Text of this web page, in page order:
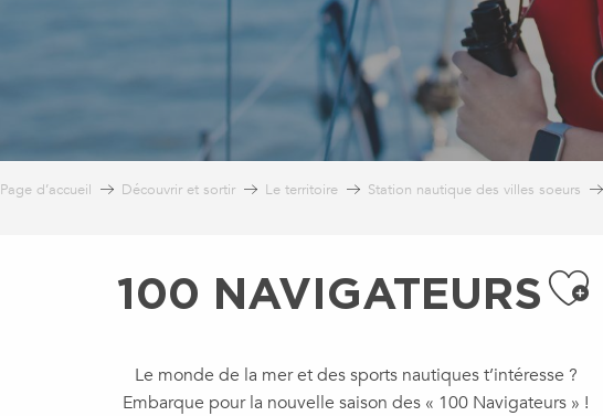
Page d’accueil Découvrir et sortir Le territoire Station nautique des villes soeurs
100 NAVIGATEURS
Le monde de la mer et des sports nautiques t’intéresse ?
Embarque pour la nouvelle saison des « 100 Navigateurs » !